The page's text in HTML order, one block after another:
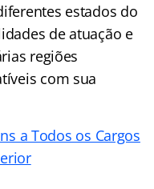
estados do
de atuação e
regiões
com sua
a Todos os Cargos